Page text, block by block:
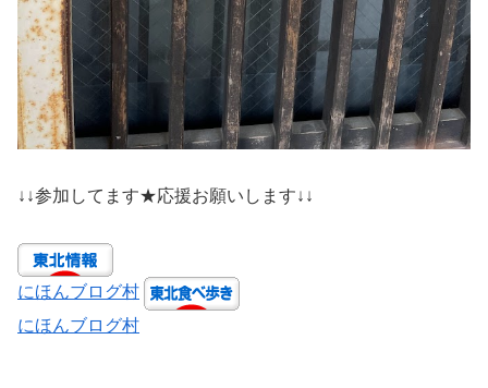
↓↓参加してます★応援お願いします↓↓
にほんブログ村
にほんブログ村